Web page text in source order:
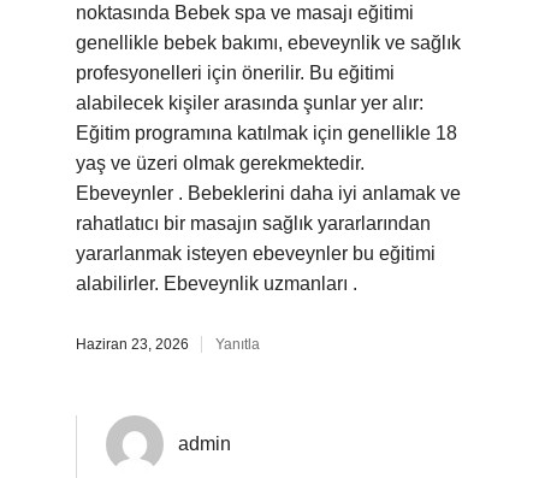
noktasında Bebek spa ve masajı eğitimi
genellikle bebek bakımı, ebeveynlik ve sağlık
profesyonelleri için önerilir. Bu eğitimi
alabilecek kişiler arasında şunlar yer alır:
Eğitim programına katılmak için genellikle 18
yaş ve üzeri olmak gerekmektedir.
Ebeveynler . Bebeklerini daha iyi anlamak ve
rahatlatıcı bir masajın sağlık yararlarından
yararlanmak isteyen ebeveynler bu eğitimi
alabilirler. Ebeveynlik uzmanları .
Haziran 23, 2026 Yanıtla
admin